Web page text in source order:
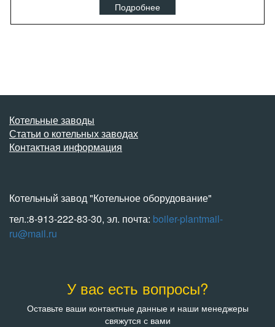
Подробнее
Котельные заводы
Статьи о котельных заводах
Контактная информация
Котельный завод "Котельное оборудование"
тел.:8-913-222-83-30, эл. почта: boiler-plantmail-
ru@mail.ru
У вас есть вопросы?
Оставьте ваши контактные данные и наши менеджеры
свяжутся с вами